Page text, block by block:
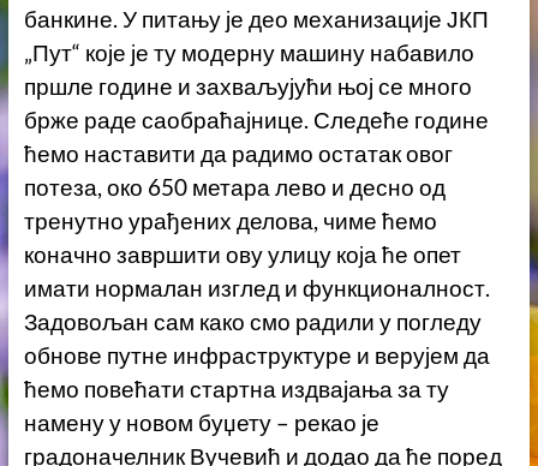
банкине. У питању је део механизације ЈКП
„Пут“ које је ту модерну машину набавило
пршле године и захваљујући њој се много
брже раде саобраћајнице. Следеће године
ћемо наставити да радимо остатак овог
потеза, око 650 метара лево и десно од
тренутно урађених делова, чиме ћемо
коначно завршити ову улицу која ће опет
имати нормалан изглед и функционалност.
Задовољан сам како смо радили у погледу
обнове путне инфраструктуре и верујем да
ћемо повећати стартна издвајања за ту
намену у новом буџету – рекао је
градоначелник Вучевић и додао да ће поред